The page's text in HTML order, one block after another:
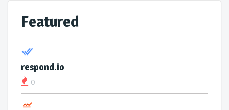
Featured
respond.io
0